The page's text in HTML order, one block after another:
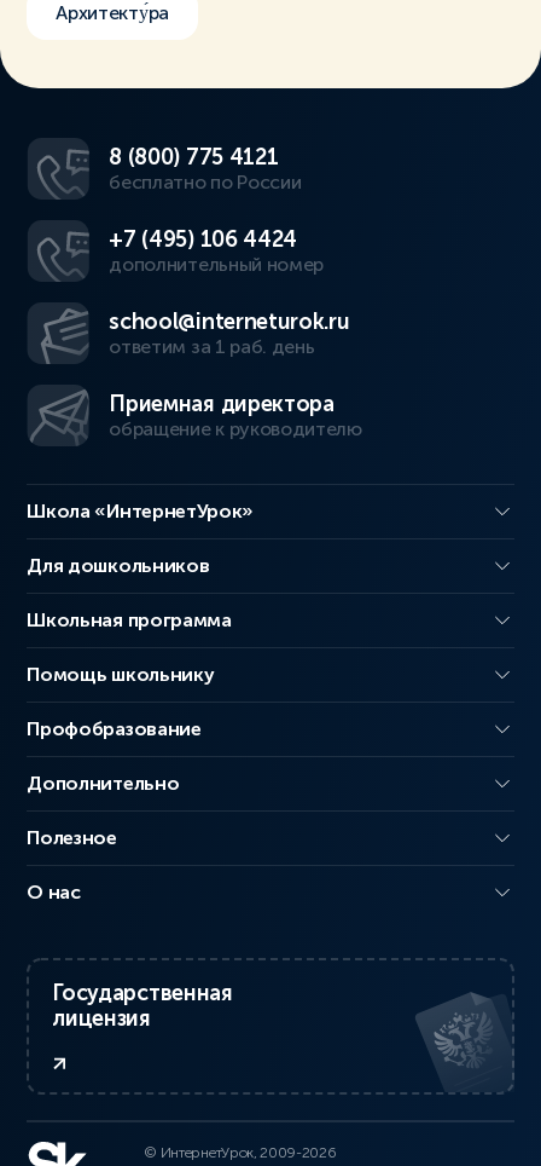
Архитекту́ра
8 (800) 775 4121
бесплатно по России
+7 (495) 106 4424
дополнительный номер
school@interneturok.ru
ответим за 1 раб. день
Приемная директора
обращение к руководителю
Школа «ИнтернетУрок»
Для дошкольников
Школьная программа
Помощь школьнику
Профобразование
Дополнительно
Полезное
О нас
Государственная
лицензия
© ИнтернетУрок, 2009-2026